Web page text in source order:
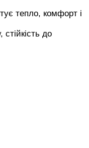
тепло, комфорт і
до